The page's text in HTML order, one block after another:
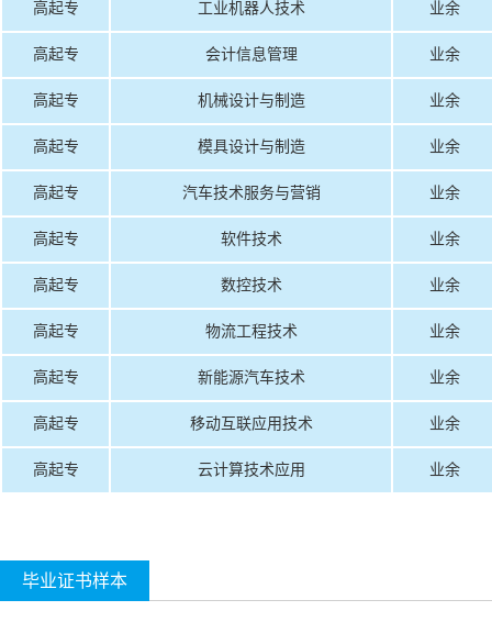
高起专 工业机器人技术 业余
高起专 会计信息管理 业余
高起专 机械设计与制造 业余
高起专 模具设计与制造 业余
高起专 汽车技术服务与营销 业余
高起专 软件技术 业余
高起专 数控技术 业余
高起专 物流工程技术 业余
高起专 新能源汽车技术 业余
高起专 移动互联应用技术 业余
高起专 云计算技术应用 业余
毕业证书样本